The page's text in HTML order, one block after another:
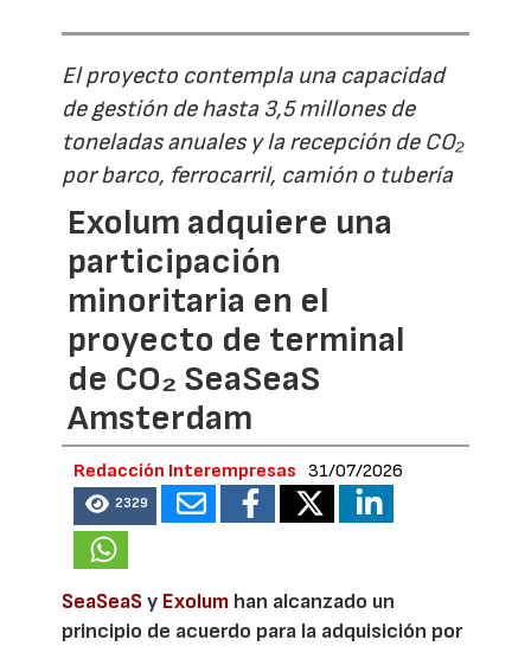
El proyecto contempla una capacidad
de gestión de hasta 3,5 millones de
toneladas anuales y la recepción de CO₂
por barco, ferrocarril, camión o tubería
Exolum adquiere una
participación
minoritaria en el
proyecto de terminal
de CO₂ SeaSeaS
Amsterdam
Redacción Interempresas 31/07/2026
2329
SeaSeaSy Exolum han alcanzado un
principio de acuerdo para la adquisición por